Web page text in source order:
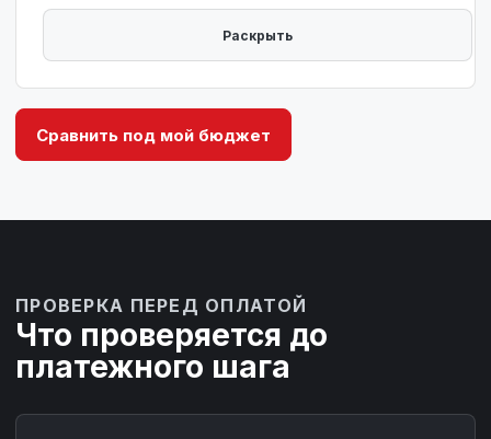
Сравнить под мой бюджет
ПРОВЕРКА ПЕРЕД ОПЛАТОЙ
Что проверяется до
платежного шага